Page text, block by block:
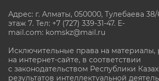
Адрес: г. Алматы, 050000, Тулебаева 38/
этаж 7. Тел: +7 (727) 339-31-47. E-
mail.com: komskz@mail.ru
Исключительные права на
на интернет-сайте, в соответствии
с законодательством Республики
результатов интеллектуальной